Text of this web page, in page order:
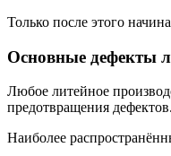
Только после этого
Основные дефекты
Любое литейное
предотвращения дефектов.
Наиболее